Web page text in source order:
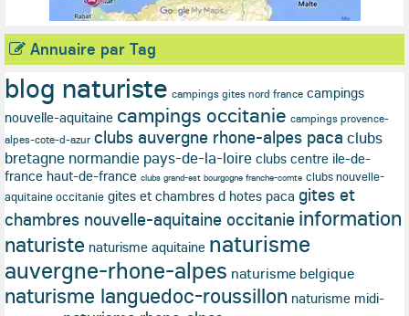
Annuaire par Tag
blog naturiste campings gites nord france campings
nouvelle-aquitaine campings occitanie campings provence-
alpes-cote-d-azur clubs auvergne rhone-alpes paca clubs
bretagne normandie pays-de-la-loire clubs centre ile-de-
france haut-de-france clubs grand-est bourgogne franche-comte clubs nouvelle-
aquitaine occitanie gites et chambres d hotes paca gites et
chambres nouvelle-aquitaine occitanie information
naturiste naturisme aquitaine naturisme
auvergne-rhone-alpes naturisme belgique
naturisme languedoc-roussillon naturisme midi-